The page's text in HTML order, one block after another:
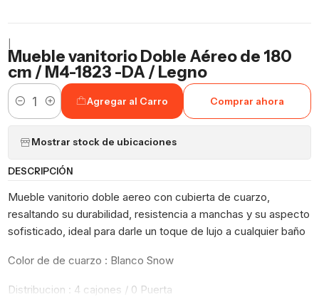
Mueble vanitorio Doble Aéreo de 180
cm / M4-1823 -DA / Legno
Cantidad
Agregar al Carro Comprar ahora
Mostrar stock de ubicaciones
DESCRIPCIÓN
Mueble vanitorio doble aereo con cubierta de cuarzo,
resaltando su durabilidad, resistencia a manchas y su aspecto
sofisticado, ideal para darle un toque de lujo a cualquier baño
Color de de cuarzo : Blanco Snow
Distribucion : 4 cajones / 0 Puerta